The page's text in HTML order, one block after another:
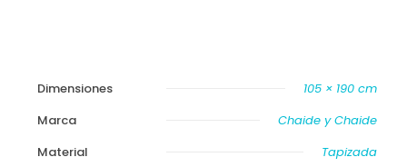
Dimensiones
105 × 190 cm
Marca
Chaide y Chaide
Material
Tapizada